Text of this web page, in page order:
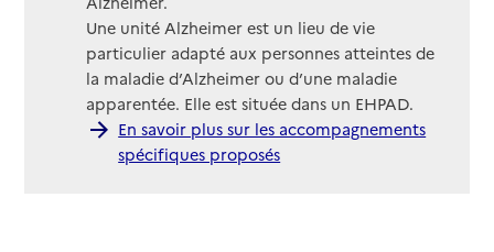
Une unité Alzheimer est un lieu de vie
particulier adapté aux personnes atteintes de
la maladie d’Alzheimer ou d’une maladie
apparentée. Elle est située dans un EHPAD.
En savoir plus sur les accompagnements
spécifiques proposés